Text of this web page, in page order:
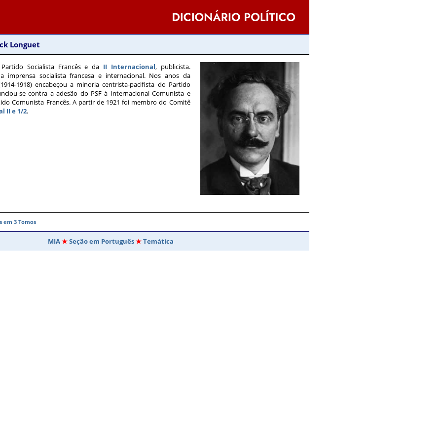
Longuet
Socialista Francês e da II Internacional, publicista.
imprensa socialista francesa e internacional. Nos anos da
1918) encabeçou a minoria centrista-pacifista do Partido
se contra a adesão do PSF à Internacional Comunista e
Comunista Francês. A partir de 1921 foi membro do Comitê
II e 1/2.
em 3 Tomos
MIA Seção em Português Temática